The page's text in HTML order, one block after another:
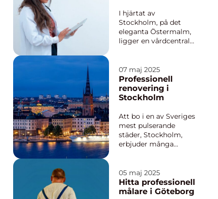
I hjärtat av
Stockholm, på det
eleganta Östermalm,
ligger en vårdcentral
har högsta prioritet.
Banérgatans
Husläkarmottagning
är en plats där
07 maj 2025
Professionell
renovering i
Stockholm
Att bo i en av Sveriges
mest pulserande
städer, Stockholm,
erbjuder många
tempo och ständigt
föränderliga landskap
kan behovet av
05 maj 2025
Hitta professionell
målare i Göteborg